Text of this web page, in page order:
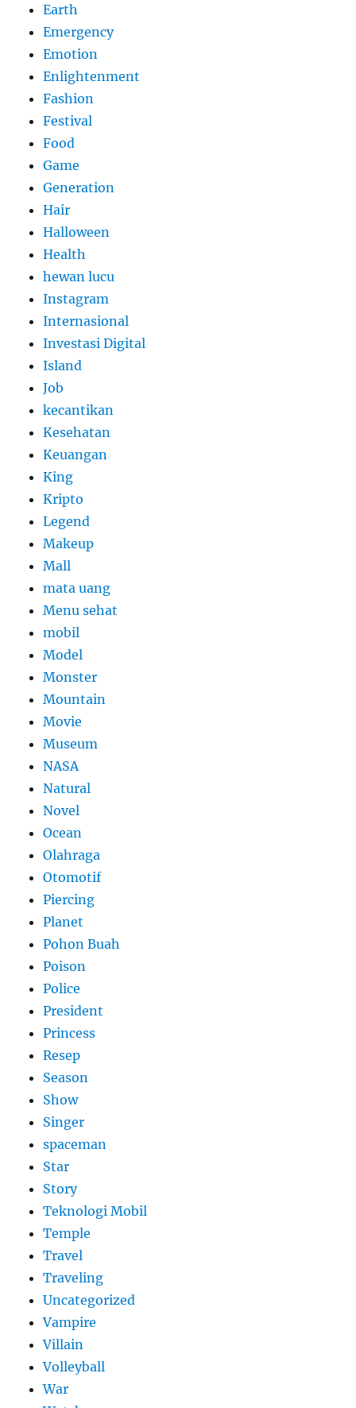
Earth
Emergency
Emotion
Enlightenment
Fashion
Festival
Food
Game
Generation
Hair
Halloween
Health
hewan lucu
Instagram
Internasional
Investasi Digital
Island
Job
kecantikan
Kesehatan
Keuangan
King
Kripto
Legend
Makeup
Mall
mata uang
Menu sehat
mobil
Model
Monster
Mountain
Movie
Museum
NASA
Natural
Novel
Ocean
Olahraga
Otomotif
Piercing
Planet
Pohon Buah
Poison
Police
President
Princess
Resep
Season
Show
Singer
spaceman
Star
Story
Teknologi Mobil
Temple
Travel
Traveling
Uncategorized
Vampire
Villain
Volleyball
War